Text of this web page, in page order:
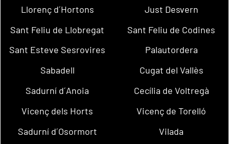
Llorenç d´Hortons
Just Desvern
Sant Feliu de Llobregat
Sant Feliu de Codines
Sant Esteve Sesrovires
Palautordera
Sabadell
Cugat del Vallès
Sadurní d´Anoia
Cecília de Voltregà
Vicenç dels Horts
Vicenç de Torelló
Sadurní d´Osormort
Vilada